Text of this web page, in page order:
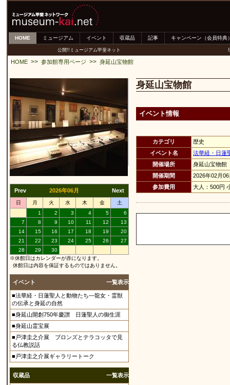
HOME ミュージアム イベント 収蔵品 記事 キャンペーン（会員特典
公開!!ミュージアム甲斐ネット
HOME >> 参加館専用ページ >> 身延山宝物館
Prev 2026年06月 Next
日 月 火 水 木 金
土
1
2 3 4 5
6
7
8 9 10 11 12
13
14
15 16 17 18 19
20
21
22 23 24 25 26
27
28
29
30
※休館日はカレンダーが赤になります。
休館日は内容を保証するものではありません。
イベント 一覧表示
■法華経・日蓮聖人と動物たち―龍女・霊獣
の伝承と身延の自然
■身延山開創750年慶讃 日蓮聖人の御生涯
■身延山霊宝展
■戸津圭之介展 ブロンズとテラコッタで見
る仏教説話
■戸津圭之介展ギャラリートーク
収蔵品 一覧表示
身延山宝物館
イベント情報
カテゴリ
歴史
イベント名
法華経・日蓮
開催場所
身延山宝物館
開催期間
2026年02月
参加費用
大人：500円